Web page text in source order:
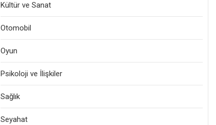
Kültür ve Sanat
Otomobil
Oyun
Psikoloji ve İlişkiler
Sağlık
Seyahat